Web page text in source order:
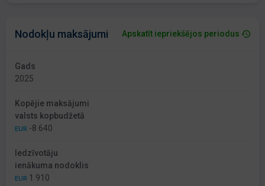
Nodokļu maksājumi Apskatīt iepriekšējos periodus
Gads
2025
Kopējie maksājumi
valsts kopbudžetā
EUR -8 640
Iedzīvotāju
ienākuma nodoklis
EUR 1 910